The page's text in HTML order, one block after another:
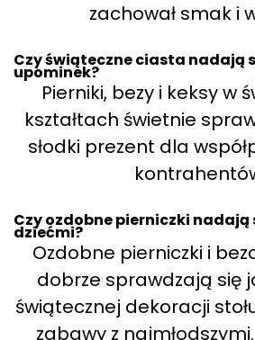
zachował smak i
Czy świąteczne ciasta nadają
upominek?
Pierniki, bezy i keksy w
kształtach świetnie
słodki prezent dla
Czy ozdobne pierniczki nadają
dziećmi?
Ozdobne pierniczki i
dobrze sprawdzają się
świątecznej dekoracji
zabawy z